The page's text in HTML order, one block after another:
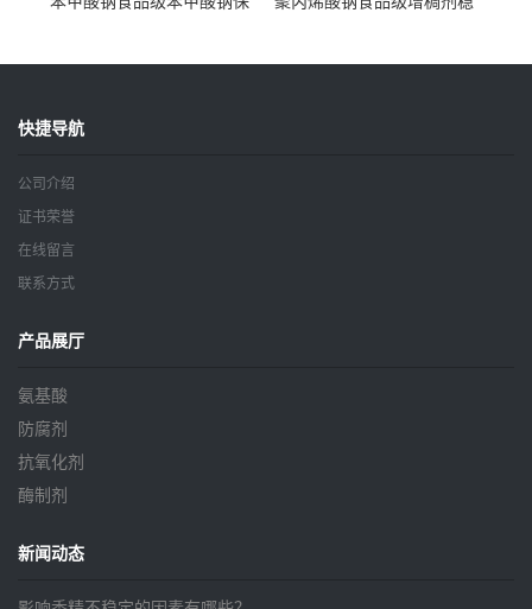
快捷导航
公司介绍
证书荣誉
在线留言
联系方式
产品展厅
氨基酸
防腐剂
抗氧化剂
酶制剂
新闻动态